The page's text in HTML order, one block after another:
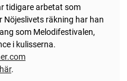
tidigare arbetat som
Nöjeslivets räkning har han
som Melodifestivalen,
i kulisserna.
här.